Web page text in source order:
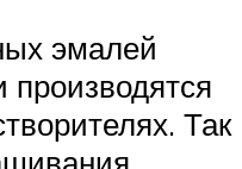
эмалей
производятся
Так